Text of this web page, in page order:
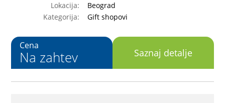
Lokacija:
Beograd
Kategorija:
Gift shopovi
Cena
Na zahtev Saznaj detalje